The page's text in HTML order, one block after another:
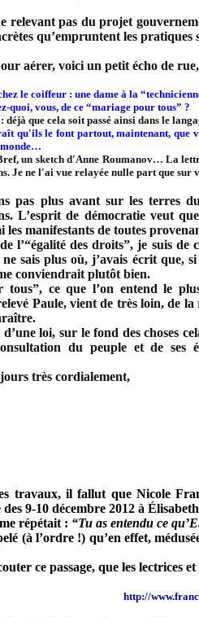
relevant pas du projet
qu’empruntent les pratiques
aérer, voici un petit écho de
le coiffeur : une dame à la
quoi, vous, de ce “mariage pour tous” ?
déjà que cela soit passé ainsi dans le
qu'ils le font partout, maintenant,
un sketch d'Anne Roumanov… La
Je ne l'ai vue relayée nulle part que sur
pas plus avant sur les terres
L’esprit de démocratie veut
manifestants de toutes
l’“égalité des droits”, je suis
sais plus où, j’avais écrit
conviendrait plutôt bien.
tous”, ce que l’on entend le
Paule, vient de très loin, de
loi, sur le fond des choses
du peuple et de ses
très cordialement,
travaux, il fallut que Nicole
9-10 décembre 2012 à
répétait : “Tu as entendu ce
(à l’ordre !) qu’en effet,
ce passage, que les lectrices
http://